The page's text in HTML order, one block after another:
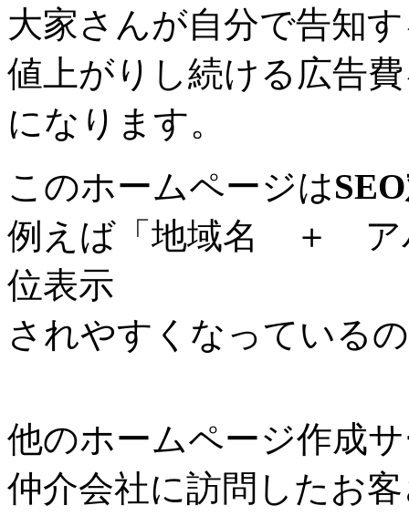
大家さんが自分で告知
値上がりし続ける広告
になります。
このホームページは
例えば「地域名 ＋ ア
位表示
されやすくなっている
他のホームページ作成
仲介会社に訪問したお